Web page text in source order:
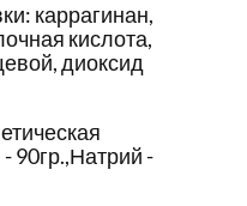
каррагинан,
кислота,
диоксид
90гр.,Натрий -